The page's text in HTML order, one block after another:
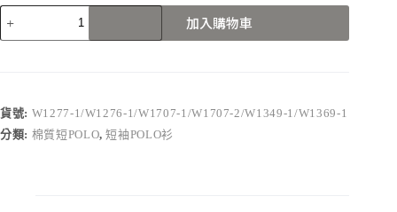
W1277-
1/W1276-
1/W1707-
數
量
加入購物車
貨號: W1277-1/W1276-1/W1707-1/W1707-2/W1349-1/W1369-1
分類: 棉質短POLO,短袖POLO衫